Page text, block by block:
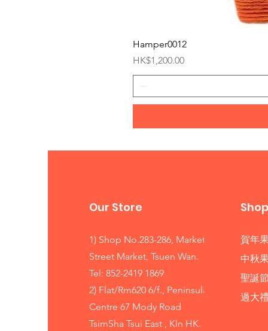
Hamper0012
價格
HK$1,200.00
Our Store
1) Shop No.283-286, Market
Street Market, Tsuen Wan.
Tel: 852-2419 1869
2) Flat/Rm620 6/f., Peninsula
Centre 67 Mody Road
TsimSha Tsui East , Kln HK.
賀年
中秋
聖誕
過大